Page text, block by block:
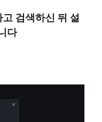
검색하신 뒤 설
다